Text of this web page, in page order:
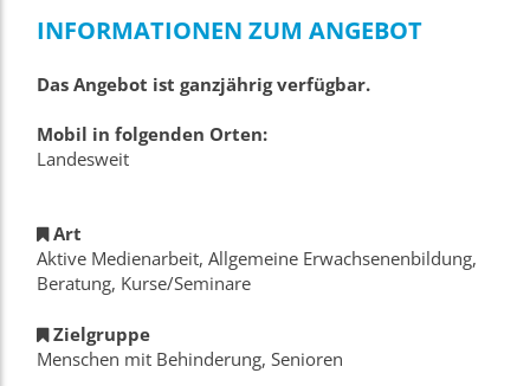
INFORMATIONEN ZUM ANGEBOT
Das Angebot ist ganzjährig verfügbar.
Mobil in folgenden Orten:
Landesweit
Art
Aktive Medienarbeit, Allgemeine Erwachsenenbildung,
Beratung, Kurse/Seminare
Zielgruppe
Menschen mit Behinderung, Senioren